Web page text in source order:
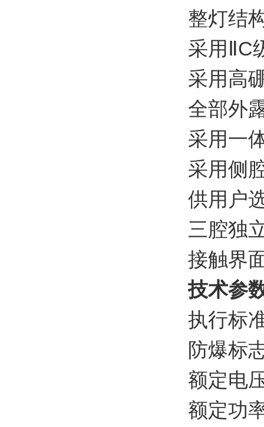
整灯结
采用ⅡC
采用高
全部外
采用一
采用侧
供用户
三腔独
接触界
技术参
执行标
防爆标
额定电
额定功